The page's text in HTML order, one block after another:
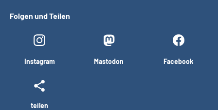
Folgen und Teilen
Instagram Mastodon Facebook
teilen